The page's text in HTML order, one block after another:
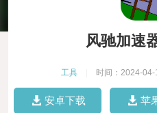
风驰加速
工具 时间：2024-04-
安卓下载 苹